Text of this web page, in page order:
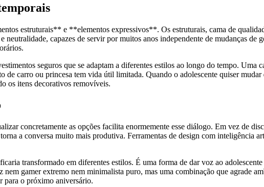
estruturais** e **elementos expressivos**. Os estruturais, cama de
capazes de servir por muitos anos independente de mudanças de
seguros que se adaptam a diferentes estilos ao longo do tempo. Uma
carro ou princesa tem vida útil limitada. Quando o adolescente quiser mudar
os itens decorativos removíveis.
concretamente as opções facilita enormemente esse diálogo. Em vez de
a conversa muito mais produtiva. Ferramentas de design com inteligência
transformado em diferentes estilos. É uma forma de dar voz ao
gamer extremo nem minimalista puro, mas uma combinação que agrade
para o próximo aniversário.